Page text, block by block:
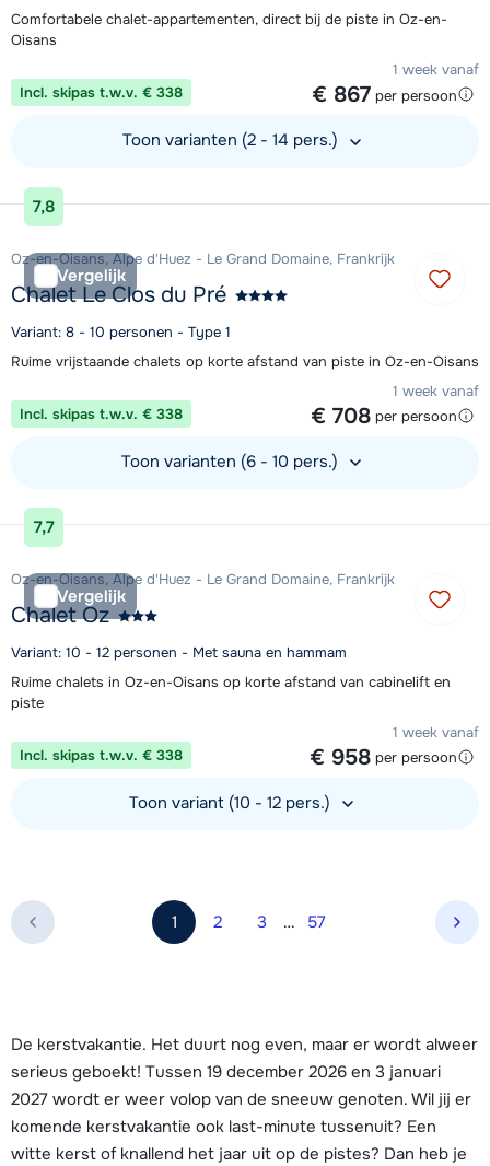
Comfortabele chalet-appartementen, direct bij de piste in Oz-en-
Oisans
1 week vanaf
€ 867 per persoon
Incl. skipas t.w.v. € 338
Toon varianten (2 - 14 pers.)
Bekijk accommodatie
7,8
Vergelijk
Oz-en-Oisans, Alpe d'Huez - Le Grand Domaine, Frankrijk
Chalet Le Clos du Pré
Variant: 8 - 10 personen - Type 1
Ruime vrijstaande chalets op korte afstand van piste in Oz-en-Oisans
1 week vanaf
€ 708 per persoon
Incl. skipas t.w.v. € 338
Toon varianten (6 - 10 pers.)
Bekijk accommodatie
7,7
Vergelijk
Oz-en-Oisans, Alpe d'Huez - Le Grand Domaine, Frankrijk
Chalet Oz
Variant: 10 - 12 personen - Met sauna en hammam
Ruime chalets in Oz-en-Oisans op korte afstand van cabinelift en
piste
1 week vanaf
€ 958 per persoon
Incl. skipas t.w.v. € 338
Toon variant (10 - 12 pers.)
1 2 3 … 57
De kerstvakantie. Het duurt nog even, maar er wordt alweer
serieus geboekt! Tussen 19 december 2026 en 3 januari
2027 wordt er weer volop van de sneeuw genoten. Wil jij er
komende kerstvakantie ook last-minute tussenuit? Een
witte kerst of knallend het jaar uit op de pistes? Dan heb je